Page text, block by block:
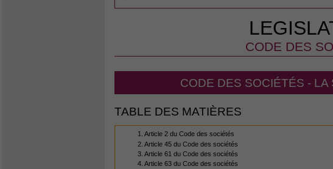
CODE DES
CODE DES SOCIÉTÉS - LA
TABLE DES MATIÈRES
1. Article 2 du Code des sociétés
2. Article 45 du Code des sociétés
3. Article 61 du Code des sociétés
4. Article 63 du Code des sociétés